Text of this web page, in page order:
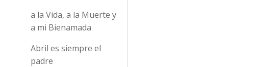
a la Vida, a la Muerte y
a mi Bienamada
Abril es siempre el
padre